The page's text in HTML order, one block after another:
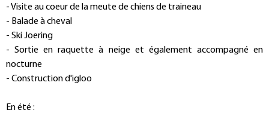
- Visite au coeur de la meute de chiens de traineau
- Balade à cheval
- Ski Joering
- Sortie en raquette à neige et également accompagné en
nocturne
- Construction d'igloo
En été :